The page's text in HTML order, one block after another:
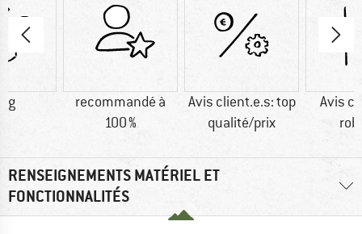
g
recommandé à
100 %
Avis client.e.s: top
qualité/prix
Avis
RENSEIGNEMENTS MATÉRIEL ET
FONCTIONNALITÉS